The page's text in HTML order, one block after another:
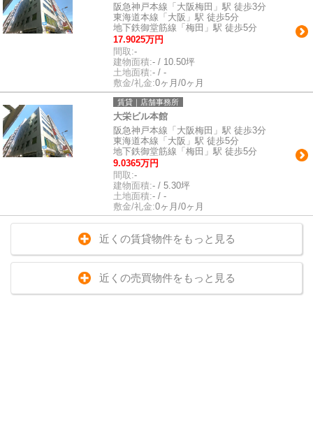
阪急神戸本線「大阪梅田」駅 徒歩3分
東海道本線「大阪」駅 徒歩5分
地下鉄御堂筋線「梅田」駅 徒歩5分
17.9025万円
間取:-
建物面積:- / 10.50坪
土地面積:- / -
敷金/礼金:0ヶ月/0ヶ月
賃貸｜店舗事務所
大栄ビル本館
阪急神戸本線「大阪梅田」駅 徒歩3分
東海道本線「大阪」駅 徒歩5分
地下鉄御堂筋線「梅田」駅 徒歩5分
9.0365万円
間取:-
建物面積:- / 5.30坪
土地面積:- / -
敷金/礼金:0ヶ月/0ヶ月
近くの賃貸物件をもっと見る
近くの売買物件をもっと見る